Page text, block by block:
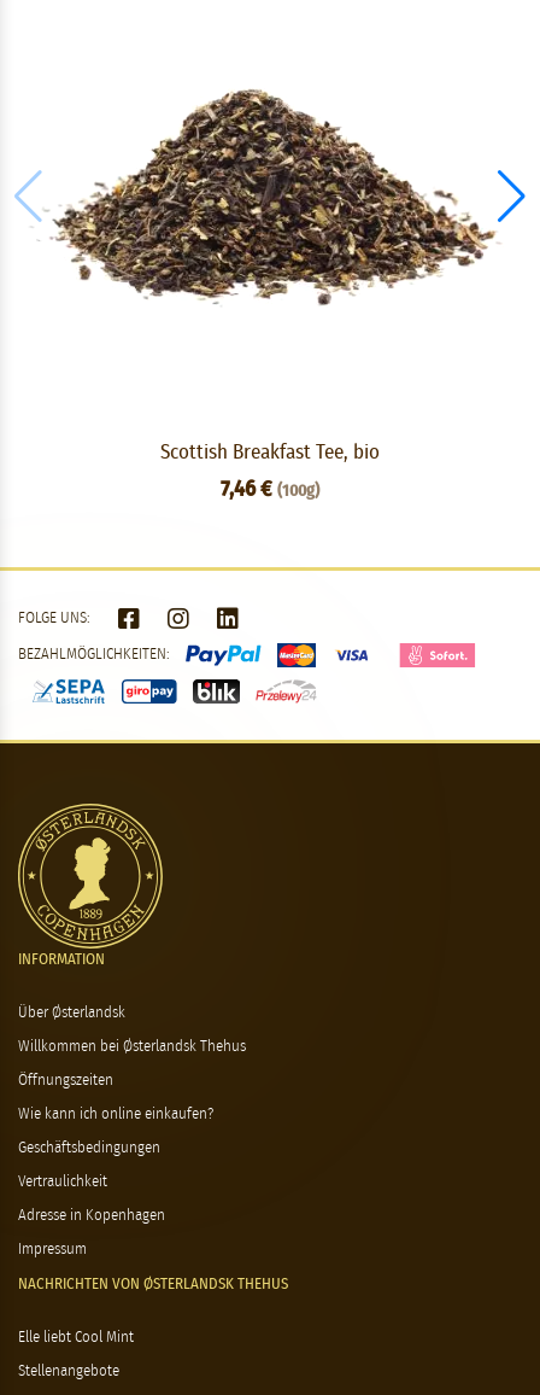
Scottish Breakfast Tee, bio
7,46 € (100g)
FOLGE UNS:
BEZAHLMÖGLICHKEITEN:
INFORMATION
Über Østerlandsk
Willkommen bei Østerlandsk Thehus
Öffnungszeiten
Wie kann ich online einkaufen?
Geschäftsbedingungen
Vertraulichkeit
Adresse in Kopenhagen
Impressum
NACHRICHTEN VON ØSTERLANDSK THEHUS
Elle liebt Cool Mint
Stellenangebote